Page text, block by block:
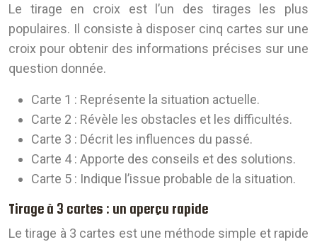
Le tirage en croix est l’un des tirages les plus
populaires. Il consiste à disposer cinq cartes sur une
croix pour obtenir des informations précises sur une
question donnée.
Carte 1 : Représente la situation actuelle.
Carte 2 : Révèle les obstacles et les difficultés.
Carte 3 : Décrit les influences du passé.
Carte 4: Apporte des conseils et des solutions.
Carte 5 : Indique l’issue probable de la situation.
Tirage à 3 cartes : un aperçu rapide
Le tirage à 3 cartes est une méthode simple et rapide